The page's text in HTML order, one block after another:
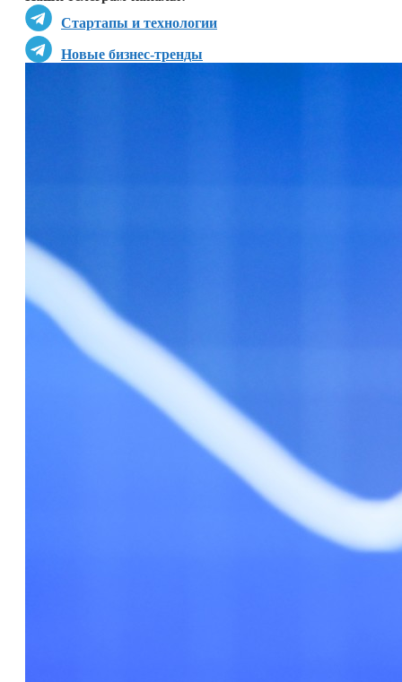
Стартапы и технологии
Новые бизнес-тренды